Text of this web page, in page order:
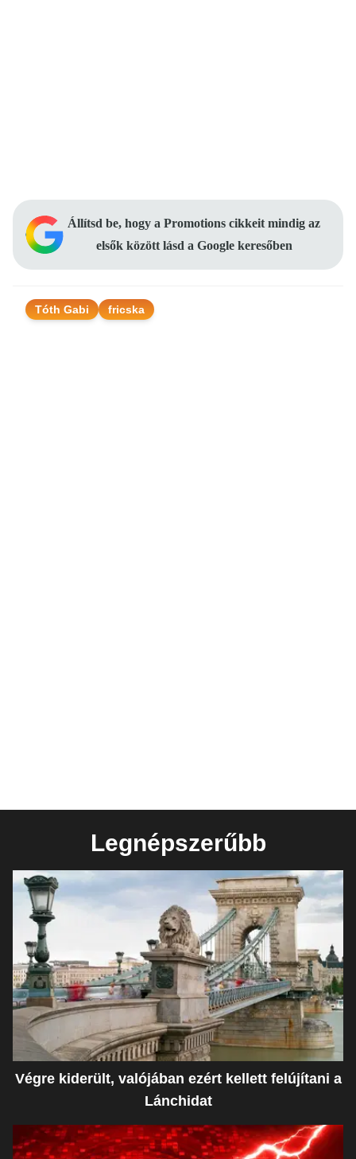
Állítsd be, hogy a Promotions cikkeit mindig az
elsők között lásd a Google keresőben
Tóth Gabi fricska
Legnépszerűbb
Végre kiderült, valójában ezért kellett felújítani a
Lánchidat